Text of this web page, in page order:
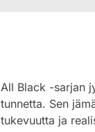
All Black -sarjan
tunnetta. Sen
tukevuutta ja